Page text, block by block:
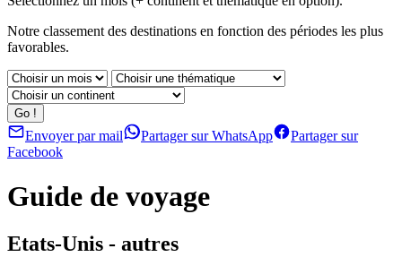
Notre classement des destinations en fonction des périodes les plus
favorables.
Envoyer par mail Partager sur WhatsApp
Partager sur
Facebook
Guide de voyage
Etats-Unis - autres